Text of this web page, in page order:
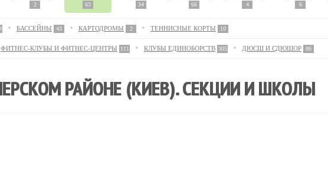
2 63 34 66 4 6
БАССЕЙНЫ 43 КАРТОДРОМЫ 2 ТЕННИСНЫЕ КОРТЫ 10
ФИТНЕС-КЛУБЫ И ФИТНЕС-ЦЕНТРЫ 111 КЛУБЫ ЕДИНОБОРСТВ 305 ДЮСШ И СДЮШОР 86
РАЙОНЕ (КИЕВ). СЕКЦИИ И ШКОЛЫ